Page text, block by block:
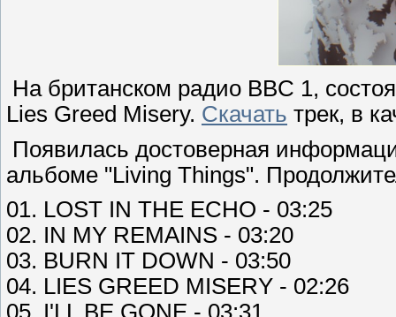
На британском радио BBC 1,
Lies Greed Misery. Скачать трек, в
Появилась достоверная
альбоме "Living Things".
01. LOST IN THE ECHO - 03:25
02. IN MY REMAINS - 03:20
03. BURN IT DOWN - 03:50
04. LIES GREED MISERY - 02:26
05. I'LL BE GONE - 03:31